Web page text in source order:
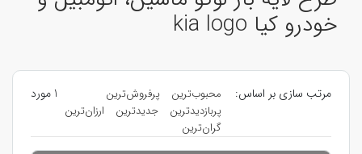
خودرو کیا kia logo
مرتب سازی بر اساس: محبوب‌ترین
پرفروش‌ترین
پربازدیدترین
جدیدترین
ارزان‌ترین
گران‌ترین
1 مورد